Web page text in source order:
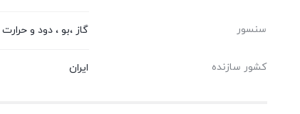
سنسور گاز ،بو ، دود و حرارت
کشور سازنده ایران